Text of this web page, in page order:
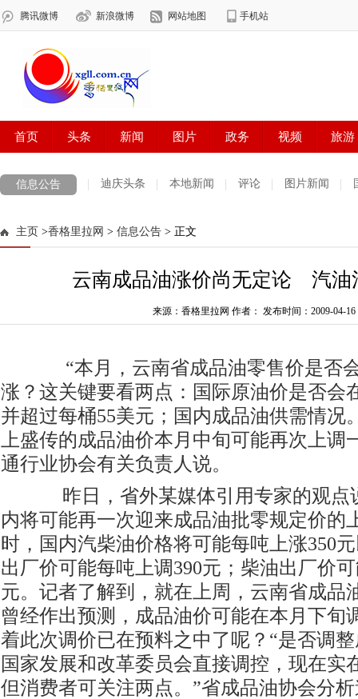
信息公告 迪庆头条 本地新闻 评论 图片新闻
主页 >香格里拉网 > 信息公告 > 正文
云南成品油涨价尚无定论 汽油
来源：香格里拉网 作者： 发布时间：2009-04-16
“本月，云南省成品油零售价是否
涨？这关键要看两点：国际原油价是否会
并超过每桶55美元；国内成品油供需情况
上盛传的成品油价本月中旬可能再次上调
通行业协会有关负责人说。
昨日，省外某媒体引用专家的观点
内将可能再一次迎来成品油批零规定价的
时，国内汽柴油价格将可能每吨上涨350
出厂价可能每吨上调390元；柴油出厂价
元。记者了解到，就在上周，云南省成品
曾经作出预测，成品油价可能在本月下旬
着此次调价已在预料之中了呢？“是否调
国家发展和改革委员会直接调控，现在实
但消费者可关注两点。”省成品油协会分